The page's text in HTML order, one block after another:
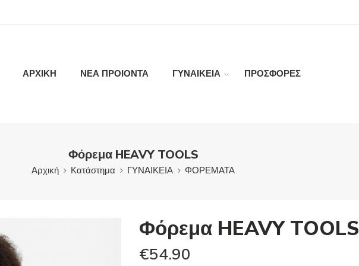
ΑΡΧΙΚΗ ΝΕΑ ΠΡΟΙΟΝΤΑ ΓΥΝΑΙΚΕΙΑ ΠΡΟΣΦΟΡΕΣ
Φόρεμα HEAVY TOOLS
Αρχική Κατάστημα ΓΥΝΑΙΚΕΙΑ ΦΟΡΕΜΑΤΑ
Φόρεμα HEAVY TOOLS
€54.90